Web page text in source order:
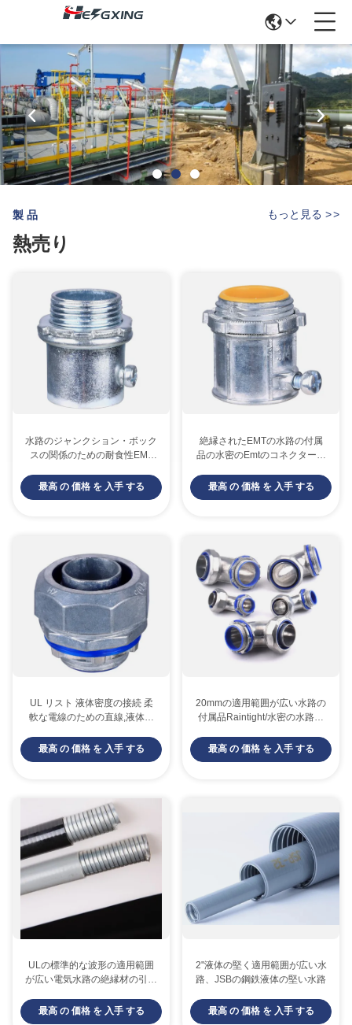
製品
熱売り
もっと見る >>
水路のジャンクション・ボック
スの関係のための耐食性EMT
最高 の 価格 を 入手 する
絶縁されたEMTの水路の付属
品の水密のEmtのコネクター亜
最高 の 価格 を 入手 する
UL リスト 液体密度の接続 柔
軟な電線のための直線,液体密
最高 の 価格 を 入手 する
20mmの適用範囲が広い水路の
付属品Raintight/水密の水路の
最高 の 価格 を 入手 する
ULの標準的な波形の適用範囲
が広い電気水路の絶縁材の引張
最高 の 価格 を 入手 する
2"液体の堅く適用範囲が広い水
路、JSBの鋼鉄液体の堅い水路
最高 の 価格 を 入手 する